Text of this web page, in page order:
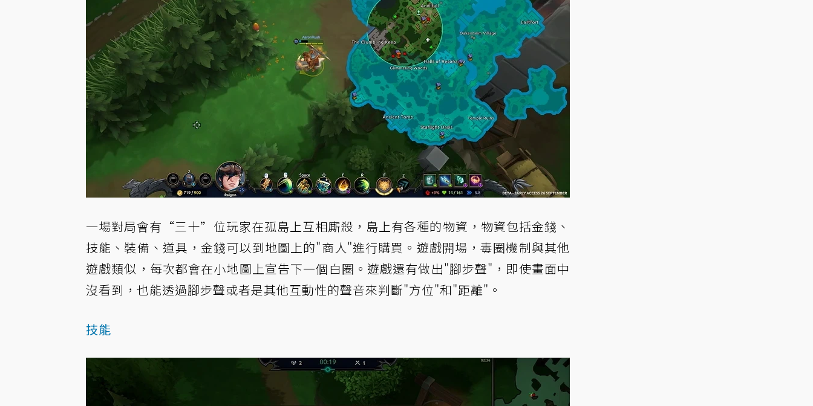
一場對局會有“三十”位玩家在孤島上互相廝殺，島上有各種的物資，物資包括金錢、
技能、裝備、道具，金錢可以到地圖上的"商人"進行購買。遊戲開場，毒圈機制與其他
遊戲類似，每次都會在小地圖上宣告下一個白圈。遊戲還有做出"腳步聲"，即使畫面中
沒看到，也能透過腳步聲或者是其他互動性的聲音來判斷"方位"和"距離"。
技能